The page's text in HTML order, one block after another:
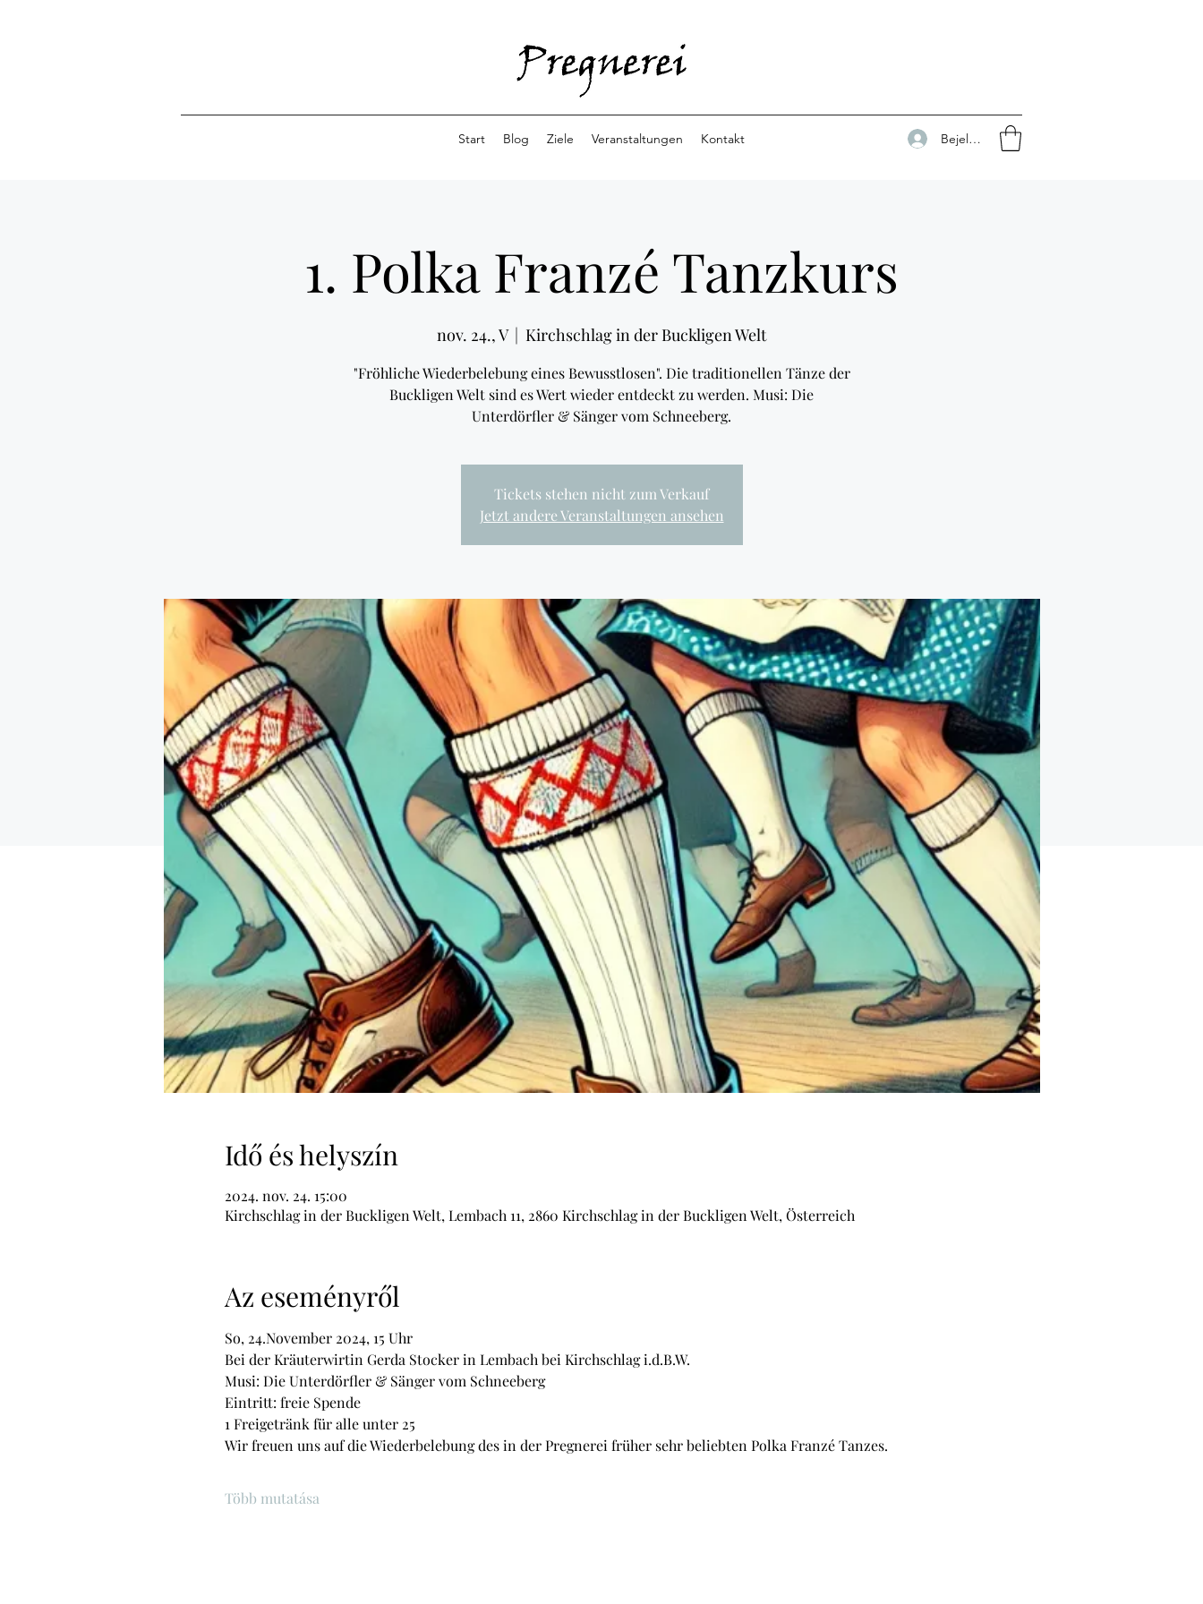
Start Blog Ziele Veranstaltungen Kontakt Bejelentkezés
1. Polka Franzé Tanzkurs
nov. 24., V
  |
Kirchschlag in der Buckligen Welt
"Fröhliche Wiederbelebung eines Bewusstlosen". Die traditionellen Tänze der
Buckligen Welt sind es Wert wieder entdeckt zu werden. Musi: Die
Unterdörfler & Sänger vom Schneeberg.
Tickets stehen nicht zum Verkauf
Jetzt andere Veranstaltungen ansehen
Idő és helyszín
2024. nov. 24. 15:00
Kirchschlag in der Buckligen Welt, Lembach 11, 2860 Kirchschlag in der Buckligen Welt, Österreich
Az eseményről
So, 24.November 2024, 15 Uhr
Bei der Kräuterwirtin Gerda Stocker in Lembach bei Kirchschlag i.d.B.W.
Musi: Die Unterdörfler & Sänger vom Schneeberg
Eintritt: freie Spende
1 Freigetränk für alle unter 25
Wir freuen uns auf die Wiederbelebung des in der Pregnerei früher sehr beliebten Polka Franzé Tanzes.
Több mutatása